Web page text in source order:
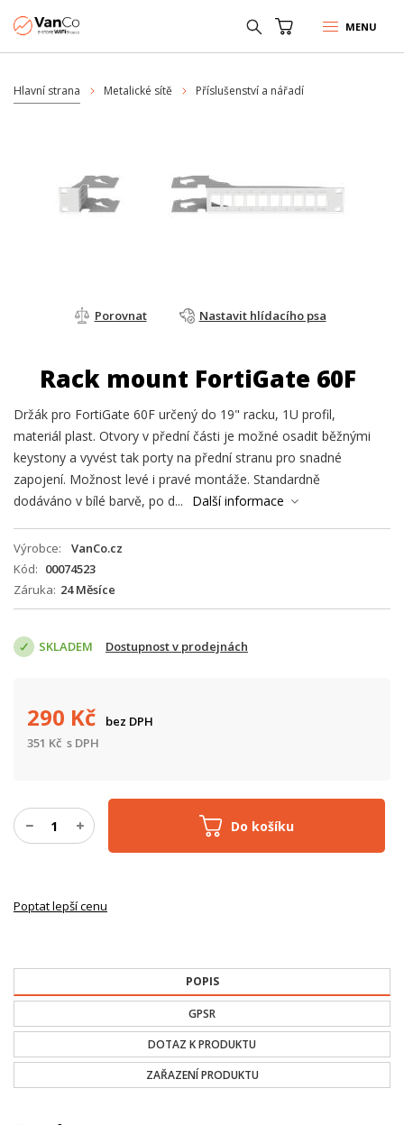
MENU
Hlavní strana Metalické sítě Příslušenství a nářadí
Porovnat Nastavit hlídacího psa
Rack mount FortiGate 60F
Držák pro FortiGate 60F určený do 19" racku, 1U profil,
materiál plast. Otvory v přední části je možné osadit běžnými
keystony a vyvést tak porty na přední stranu pro snadné
zapojení. Možnost levé i pravé montáže. Standardně
dodáváno v bílé barvě, po d...
Další informace
Výrobce
VanCo.cz
Kód
00074523
Záruka 24 Měsíce
SKLADEM Dostupnost v prodejnách
Do košíku
290 Kč
bez DPH
351 Kč s DPH
Poptat lepší cenu
POPIS
GPSR
DOTAZ K PRODUKTU
ZAŘAZENÍ PRODUKTU